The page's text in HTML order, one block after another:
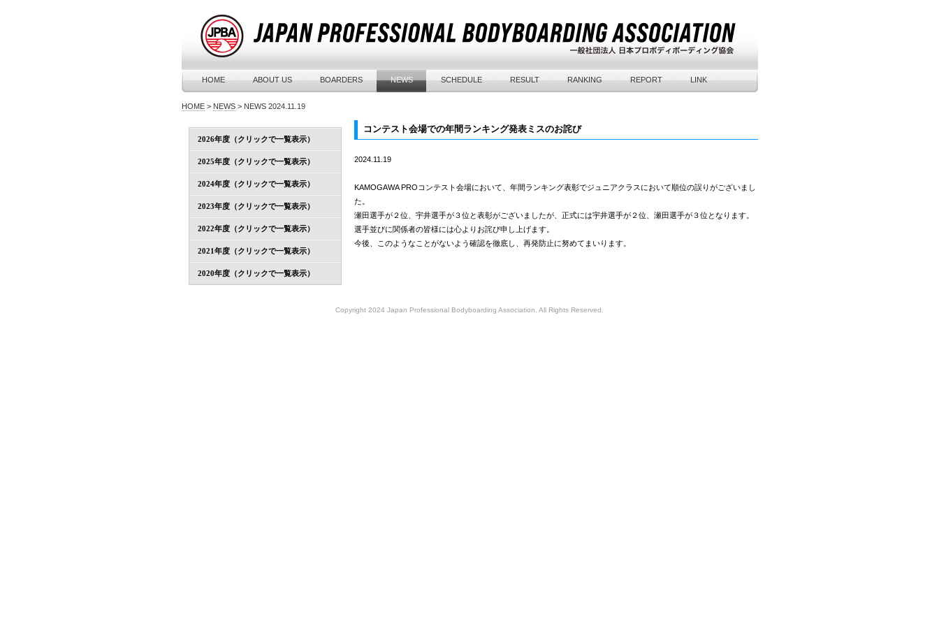
HOME ABOUT US BOARDERS NEWS SCHEDULE RESULT RANKING REPORT LINK
HOME> NEWS> NEWS 2024.11.19
コンテスト会場での年間ランキング発表ミスのお詫び
2024.11.19
KAMOGAWA PROコンテスト会場において、年間ランキング表彰でジュニアクラスにおいて順位の誤りがございまし
た。
瀬田選手が２位、宇井選手が３位と表彰がございましたが、正式には宇井選手が２位、瀬田選手が３位となります。
選手並びに関係者の皆様には心よりお詫び申し上げます。
今後、このようなことがないよう確認を徹底し、再発防止に努めてまいります。
2026年度（クリックで一覧表示）
2025年度（クリックで一覧表示）
2024年度（クリックで一覧表示）
2023年度（クリックで一覧表示）
2022年度（クリックで一覧表示）
2021年度（クリックで一覧表示）
2020年度（クリックで一覧表示）
Copyright 2024 Japan Professional Bodyboarding Association. All Rights Reserved.